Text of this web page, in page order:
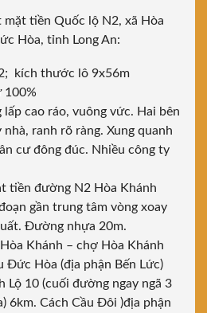
mặt tiền Quốc lộ N2, xã Hòa
Hòa, tỉnh Long An:
kích thước lô 9x56m
100%
lấp cao ráo, vuông vức. Hai bên
nhà, ranh rõ ràng. Xung quanh
cư đông đúc. Nhiều công ty
tiền đường N2 Hòa Khánh
gần trung tâm vòng xoay
Đường nhựa 20m.
Khánh – chợ Hòa Khánh
Đức Hòa (địa phận Bến Lức)
Lộ 10 (cuối đường ngay ngã 3
6km. Cách Cầu Đôi )địa phận